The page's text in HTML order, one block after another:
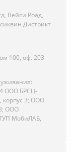
Вейси Роад,
Дистрикт
100, оф. 203
ООО БРСЦ-
корпус 3; ООО
ООО
МобиЛАБ,